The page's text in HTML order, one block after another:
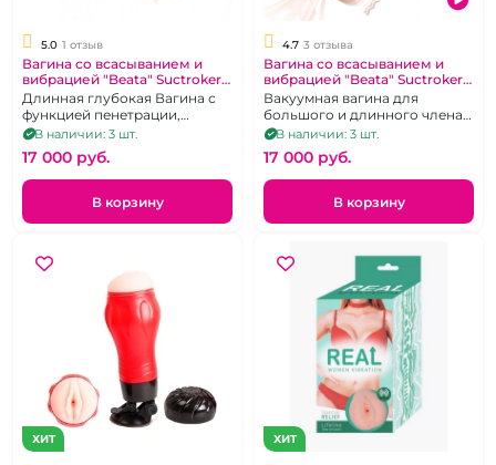
5.0 1 отзыв
Вагина со всасыванием и
вибрацией "Beata" Suctroker
кибер кожа
Длинная глубокая Вагина с
функцией пенетрации,
вакуумом и вибрацией. Ярко-
розовые губки
В наличии: 3 шт.
17 000 pуб.
В корзину
4.7 3 отзыва
Вагина со всасыванием и
вибрацией "Beata" Suctroker
кибер кожа
Вакуумная вагина для
большого и длинного члена
со светлыми губками
В наличии: 3 шт.
17 000 pуб.
В корзину
ХИТ ХИТ